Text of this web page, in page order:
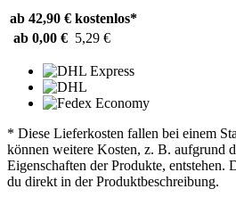
ab 42,90 € kostenlos*
ab 0,00 € 5,29 €
* Diese Lieferkosten fallen bei einem
können weitere Kosten, z. B. aufgrund
Eigenschaften der Produkte, entstehen.
du direkt in der Produktbeschreibung.